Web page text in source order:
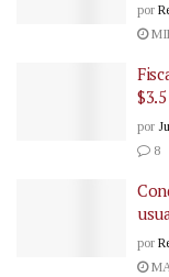
por
por
8
por